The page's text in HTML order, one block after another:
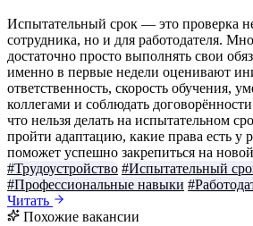
Испытательный срок — это проверка
сотрудника, но и для работодателя.
достаточно просто выполнять свои
именно в первые недели оценивают
ответственность, скорость обучения,
коллегами и соблюдать
что нельзя делать на испытательном
пройти адаптацию, какие права есть у
поможет успешно закрепиться на
#Трудоустройство #Испытательный
#Профессиональные навыки
Читать
Похожие вакансии